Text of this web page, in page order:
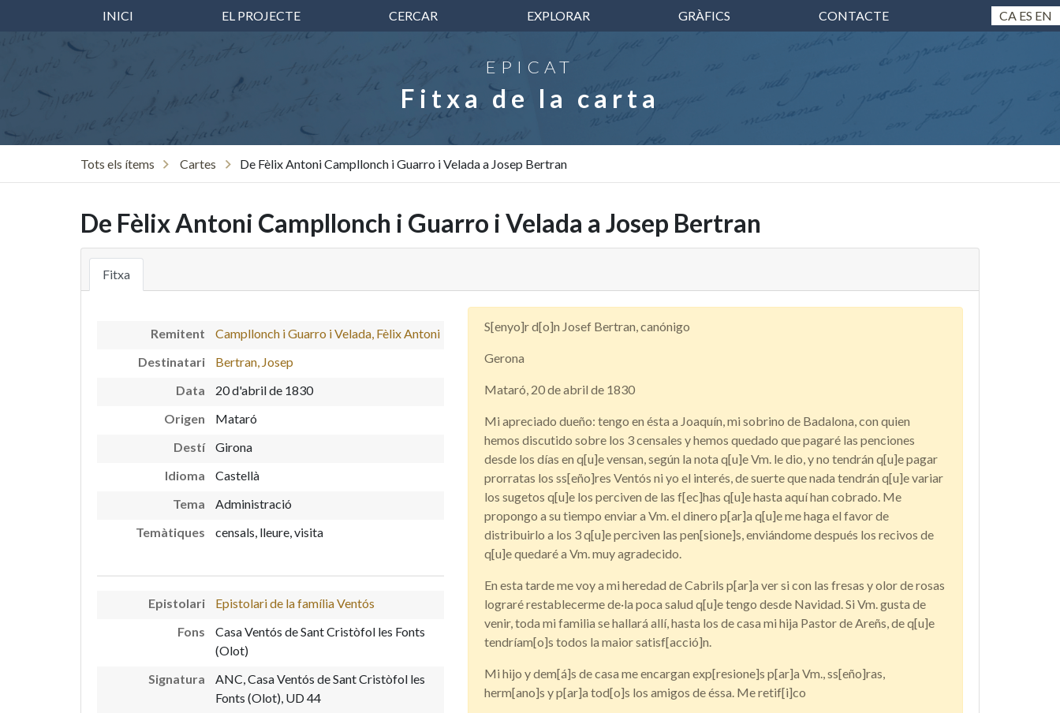
INICI EL PROJECTE CERCAR EXPLORAR GRÀFICS CONTACTE CA ES EN
EPICAT
Fitxa de la carta
Tots els ítems Cartes De Fèlix Antoni Campllonch i Guarro i Velada a Josep Bertran
De Fèlix Antoni Campllonch i Guarro i Velada a Josep Bertran
Fitxa
Remitent
Campllonch i Guarro i Velada, Fèlix Antoni
Destinatari
Bertran, Josep
Data
20 d'abril de 1830
Origen
Mataró
Destí
Girona
Idioma
Castellà
Tema
Administració
Temàtiques
censals, lleure, visita
Epistolari
Epistolari de la família Ventós
Fons
Casa Ventós de Sant Cristòfol les Fonts
(Olot)
Signatura
ANC, Casa Ventós de Sant Cristòfol les
Fonts (Olot), UD 44
S[enyo]r d[o]n Josef Bertran, canónigo
Gerona
Mataró, 20 de abril de 1830
Mi apreciado dueño: tengo en ésta a Joaquín, mi sobrino de Badalona, con quien
hemos discutido sobre los 3 censales y hemos quedado que pagaré las penciones
desde los días en q[u]e vensan, según la nota q[u]e Vm. le dio, y no tendrán q[u]e pagar
prorratas los ss[eño]res Ventós ni yo el interés, de suerte que nada tendrán q[u]e variar
los sugetos q[u]e los perciven de las f[ec]has q[u]e hasta aquí han cobrado. Me
propongo a su tiempo enviar a Vm. el dinero p[ar]a q[u]e me haga el favor de
distribuirlo a los 3 q[u]e perciven las pen[sione]s, enviándome después los recivos de
q[u]e quedaré a Vm. muy agradecido.
En esta tarde me voy a mi heredad de Cabrils p[ar]a ver si con las fresas y olor de rosas
lograré restablecerme de·la poca salud q[u]e tengo desde Navidad. Si Vm. gusta de
venir, toda mi familia se hallará allí, hasta los de casa mi hija Pastor de Areñs, de q[u]e
tendríam[o]s todos la maior satisf[acció]n.
Mi hijo y dem[á]s de casa me encargan exp[resione]s p[ar]a Vm., ss[eño]ras,
herm[ano]s y p[ar]a tod[o]s los amigos de éssa. Me retif[i]co